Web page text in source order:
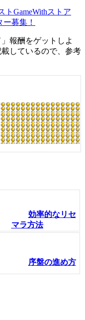
トGameWithストア
募集！
報酬をゲットしよ
しているので、参考
効率的なリセ
マラ方法
序盤の進め方